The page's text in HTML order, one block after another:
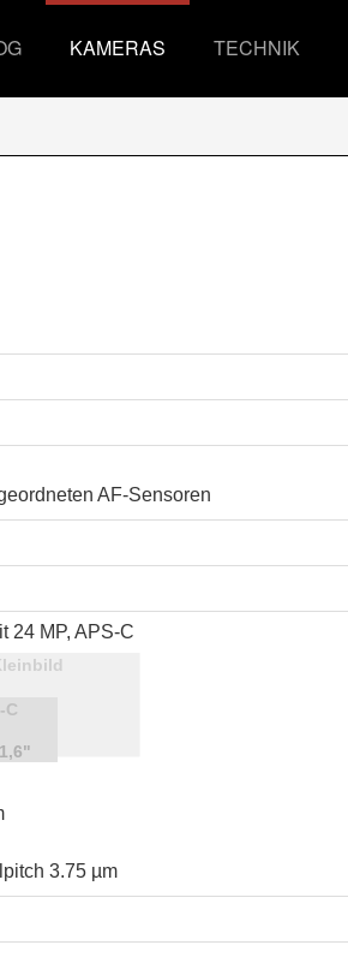
KAMERAS TECHNIK
AF-Sensoren
24 MP, APS-C
3.75 µm